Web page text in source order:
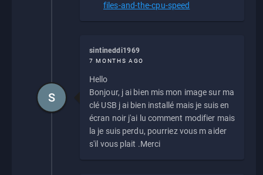
files-and-the-cpu-speed
sintineddi1969
7 MONTHS AGO
Hello
Bonjour, j ai bien mis mon image sur ma
clé USB j ai bien installé mais je suis en
écran noir j'ai lu comment modifier mais
la je suis perdu, pourriez vous m aider
s'il vous plait .Merci
S